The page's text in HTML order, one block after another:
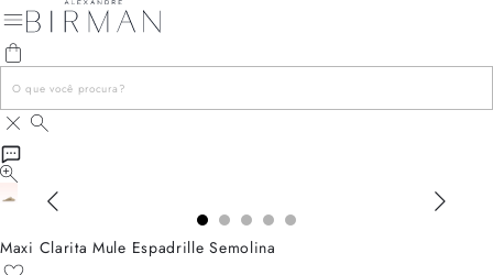
Maxi Clarita Mule Espadrille Semolina